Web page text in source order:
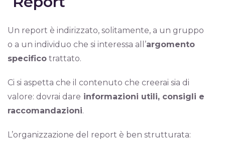
Un report è indirizzato, solitamente, a un gruppo
o a un individuo che si interessa all’argomento
specificotrattato.
Ci si aspetta che il contenuto che creerai sia di
valore: dovrai dare informazioni utili, consigli e
raccomandazioni.
L’organizzazione del report è ben strutturata: